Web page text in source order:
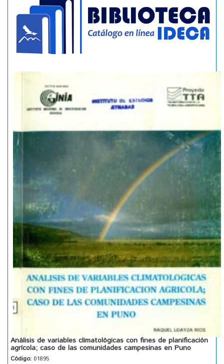
Análisis de variables climatológicas con fines de planificación
agrícola; caso de las comunidades campesinas en Puno
Código: 01895